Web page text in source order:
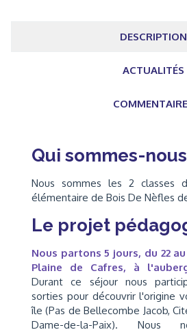
DESCRIPTION
ACTUALITÉS
Qui sommes-
Nous sommes les 2 classes
élémentaire de Bois De Nèfles
Le projet
Nous partons 5 jours, du 22
Plaine de Cafres, à
Durant ce séjour nous
sorties pour découvrir l'origine
île (Pas de Bellecombe Jacob,
Dame-de-la-Paix). Nous